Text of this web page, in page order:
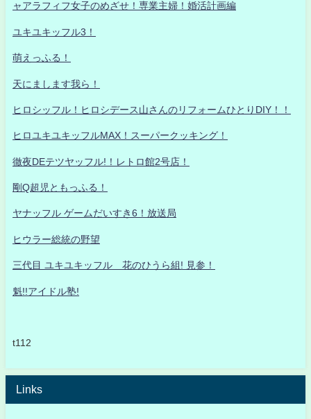
ャアラフィフ女子のめざせ！専業主婦！婚活計画編
ユキユキッフル3！
萌えっふる！
天にまします我ら！
ヒロシッフル！ヒロシデース山さんのリフォームひとりDIY！！
ヒロユキユキッフルMAX！スーパークッキング！
徹夜DEテツヤッフル!！レトロ館2号店！
剛Q超児ともっふる！
ヤナッフル ゲームだいすき6！放送局
ヒウラー総統の野望
三代目 ユキユキッフル 花のひうら組! 見参！
魁!!アイドル塾!
t112
Links